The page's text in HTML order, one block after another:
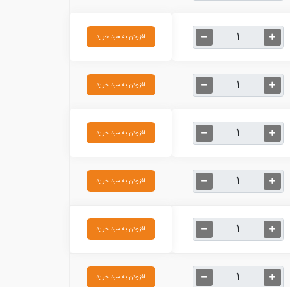
افزودن به سبد خرید
افزودن به سبد خرید
افزودن به سبد خرید
افزودن به سبد خرید
افزودن به سبد خرید
افزودن به سبد خرید